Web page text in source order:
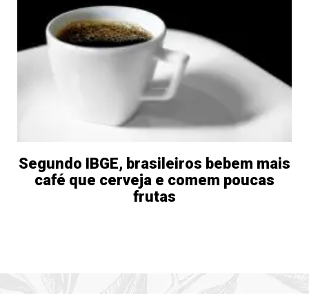
Segundo IBGE, brasileiros bebem mais
café que cerveja e comem poucas
frutas